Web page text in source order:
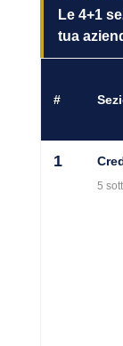
Le 4+1
tua
#
1
5